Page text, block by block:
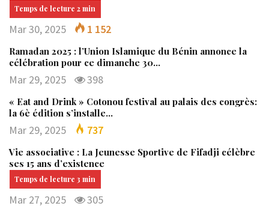
Mar 30, 2025 1 152
Ramadan 2025 : l’Union Islamique du Bénin annonce la
célébration pour ce dimanche 30…
Mar 29, 2025 398
« Eat and Drink » Cotonou festival au palais des congrès:
la 6è édition s’installe…
Mar 29, 2025 737
Vie associative : La Jeunesse Sportive de Fifadji célèbre
ses 15 ans d’existence
Mar 27, 2025 305